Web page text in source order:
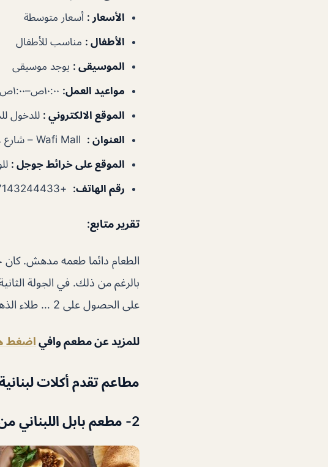
الأسعار : أسعار متوسطة
الأطفال : مناسب للأطفال
الموسيقى : يوجد موسيقى
مواعيد العمل:
الموقع الالكتروني : للدخول
العنوان :
الموقع على خرائط جوجل :
رقم الهاتف:
+97143244433
تقرير متابع:
الطعام دائما طعمه مدهش. كان
بالرغم من ذلك. في الجولة
على الحصول على 2 … طلاء الذهب .. وكان في الواقع لينة ودافئة. استمتعت بالرعاية الإضافية.
للمزيد عن مطعم وافي اضغط
مطاعم تقدم أكلات
2- مطعم بابل اللبناني من مطاعم لبنانية في دبي